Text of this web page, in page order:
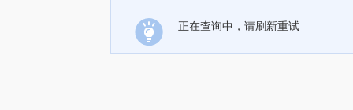
正在查询中，请刷新重试